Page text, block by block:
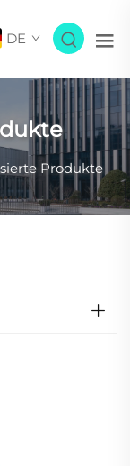
DE
Produkte